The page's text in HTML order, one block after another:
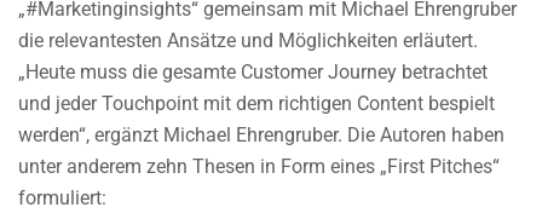
„#Marketinginsights“ gemeinsam mit Michael Ehrengruber
die relevantesten Ansätze und Möglichkeiten erläutert.
„Heute muss die gesamte Customer Journey betrachtet
und jeder Touchpoint mit dem richtigen Content bespielt
werden“, ergänzt Michael Ehrengruber. Die Autoren haben
unter anderem zehn Thesen in Form eines „First Pitches“
formuliert: